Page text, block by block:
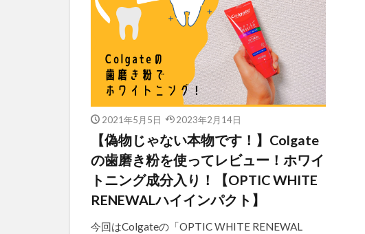
2021年5月5日 2023年2月14日
【偽物じゃない本物です！】Colgate
の歯磨き粉を使ってレビュー！ホワイ
トニング成分入り！【OPTIC WHITE
RENEWALハイインパクト】
今回はColgateの「OPTIC WHITE RENEWAL